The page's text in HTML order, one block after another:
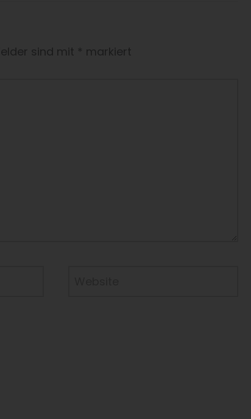
sind mit * markiert